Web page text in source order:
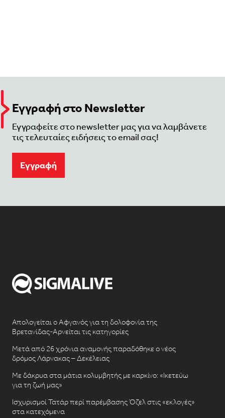
Εγγραφή στο Newsletter
Εγγραφείτε στο newsletter μας για να λαμβάνετε
τις τελευταίες ειδήσεις το email σας!
Eγγραφή
Απολογείται ο Αφγανός για τη δολοφονία της
Βρετανίδας-Αρνείται τις κατηγορίες
Μετά από 26 χρόνια αναμονής παραδόθηκε ο νέος
δρόμος Λάρνακας – Δεκέλειας
Με δάκρυα στα μάτια κολυμβητής με καρκίνο: «Ικετεύω
για τη ζωή μας»
Ισχυρισμοί Τατάρ περί παρέμβασης Όζελ στις «εκλογές»
στα κατεχόμενα